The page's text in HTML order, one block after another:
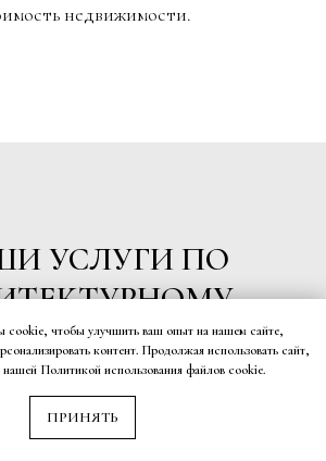
недвижимости.
УСЛУГИ ПО
cookie, чтобы улучшить ваш опыт на нашем сайте,
контент. Продолжая использовать сайт,
нашей Политикой использования файлов cookie.
ПРИНЯТЬ